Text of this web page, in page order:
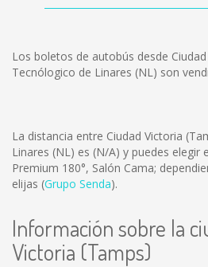
Los boletos de autobús desde
Tecnólogico de Linares (NL) son
La distancia entre Ciudad Victoria
Linares (NL) es (N/A) y puedes elegir
Premium 180°, Salón Cama;
elijas (Grupo Senda).
Información sobre la
Victoria (Tamps)